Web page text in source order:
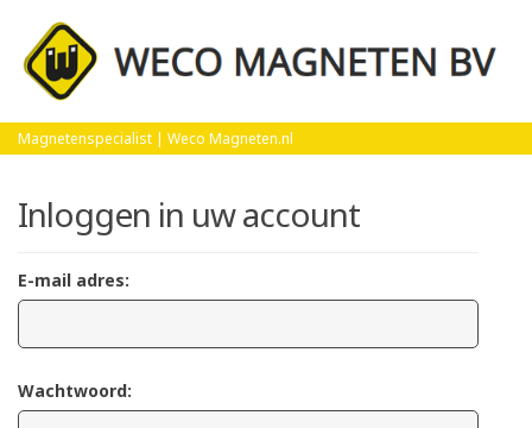
Magnetenspecialist | Weco Magneten.nl
Home
Inloggen in uw account
E-mail adres:
Wachtwoord: